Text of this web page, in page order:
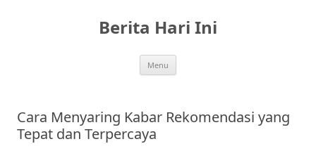
Berita Hari Ini
Menu
Cara Menyaring Kabar Rekomendasi yang
Tepat dan Terpercaya